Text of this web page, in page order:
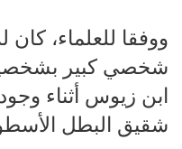
ووفقا للعلماء، كان
شخصي كبير
ابن زيوس أثناء
شقيق البطل